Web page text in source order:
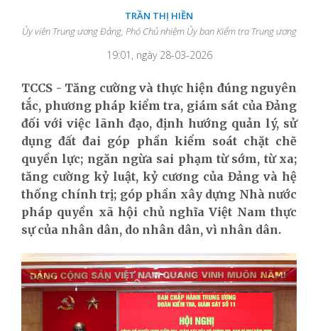
TRẦN THỊ HIỀN
Ủy viên Trung ương Đảng, Phó Chủ nhiệm Ủy ban Kiểm tra Trung ương
19:01, ngày 28-03-2026
TCCS - Tăng cường và thực hiện đúng nguyên
tắc, phương pháp kiểm tra, giám sát của Đảng
đối với việc lãnh đạo, định hướng quản lý, sử
dụng đất đai góp phần kiểm soát chặt chẽ
quyền lực; ngăn ngừa sai phạm từ sớm, từ xa;
tăng cường kỷ luật, kỷ cương của Đảng và hệ
thống chính trị; góp phần xây dựng Nhà nước
pháp quyền xã hội chủ nghĩa Việt Nam thực
sự của nhân dân, do nhân dân, vì nhân dân.